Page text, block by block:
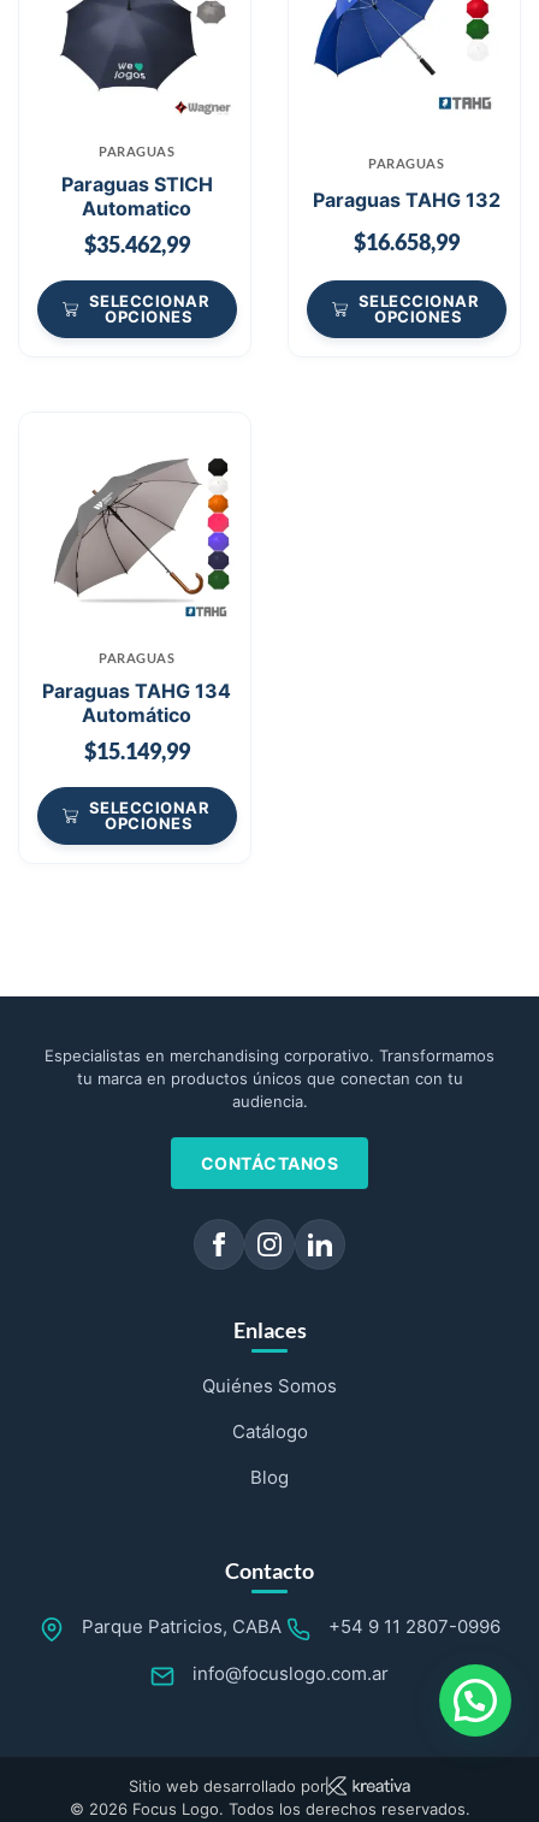
PARAGUAS
Paraguas STICH
Automatico
$35.462,99
SELECCIONAR
OPCIONES
PARAGUAS
Paraguas TAHG 132
$16.658,99
SELECCIONAR
OPCIONES
PARAGUAS
Paraguas TAHG 134
Automático
$15.149,99
SELECCIONAR
OPCIONES
Especialistas en merchandising corporativo. Transformamos
tu marca en productos únicos que conectan con tu
audiencia.
CONTÁCTANOS
Enlaces
Quiénes Somos
Catálogo
Blog
Contacto
Parque Patricios, CABA +54 9 11 2807-0996
info@focuslogo.com.ar
© 2026 Focus Logo. Todos los derechos reservados.
Sitio web desarrollado por